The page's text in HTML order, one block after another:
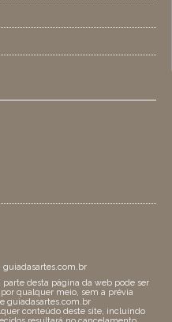
guiadasartes.com.br
desta página da web pode ser
qualquer meio, sem a prévia
guiadasartes.com.br
conteúdo deste site, incluíndo
resultará no cancelamento